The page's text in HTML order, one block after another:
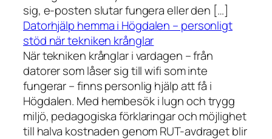
sig, e-posten slutar fungera eller den […]
Datorhjälp hemma i Högdalen – personligt
stöd när tekniken krånglar
När tekniken krånglar i vardagen – från
datorer som låser sig till wifi som inte
fungerar – finns personlig hjälp att få i
Högdalen. Med hembesök i lugn och trygg
miljö, pedagogiska förklaringar och möjlighet
till halva kostnaden genom RUT-avdraget blir